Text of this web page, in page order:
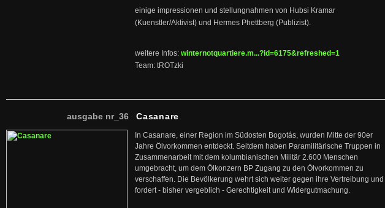
einige impressionen und stellungnahmen von Hubsi Kramar
(Kuenstler/Aktivist) und Hermes Phettberg (Publizist).
weitere Infos: winternotquartiere.m...?id=6175&refreshed=1
Team: tROTzki
ausgabe nr_36 Casanare
In Casanare, einer Region im Südosten Bogotás, wurden Mitte der 90er
Jahre Ölvorkommen entdeckt. Seitdem haben Paramilitärische Truppen in
Zusammenarbeit mit dem kolumbianischen Militär 2.600 Menschen
umgebracht, um dem Ölkonzern BP Zugang zu den Ölvorkommen zu
verschaffen. Die Bevölkerung wehrt sich weiter gegen ihre Vertreibung und
fordert - bisher vergeblich - Gerechtigkeit und Widergutmachung.